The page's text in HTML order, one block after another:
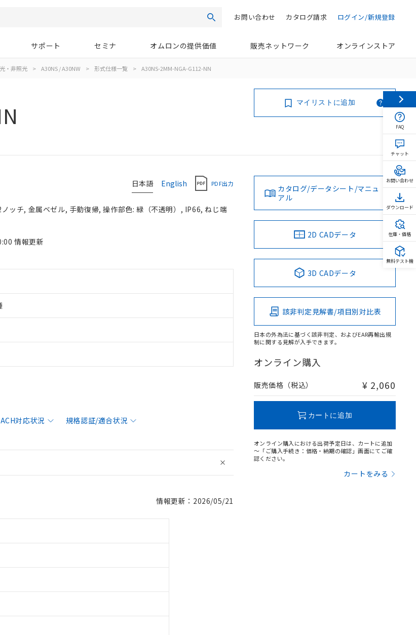
検索 ログイン/新規登録
カタログ請求
お問い合わせ
サポート セミナ オムロンの提供価値 販売ネットワーク オンラインストア
・非照光 > A30NS / A30NW > 形式仕様一覧 > A30NS-2MM-NGA-G112-NN
マイリストに追加
日本語 English PDF出力
ッチ, 金属ベゼル, 手動復帰, 操作部色: 緑（不透明）, IP66, ねじ端
情報更新
対応状況 規格認証/適合状況
情報更新：2026/05/21
カタログ/データシート/マニュ
アル
2D CADデータ
3D CADデータ
該非判定見解書/項目別対比表
日本の外為法に基づく該非判定、およびEAR再輸出規
制に関する見解が入手できます。
オンライン購入
販売価格（税込） ¥ 2,060
カートに追加
オンライン購入における出荷予定日は、カートに追加
～「ご購入手続き：価格・納期の確認」画面にてご確
認ください。
カートをみる
FAQ
チャット
お問い合わせ
ダウンロード
在庫・価格
無料テスト機